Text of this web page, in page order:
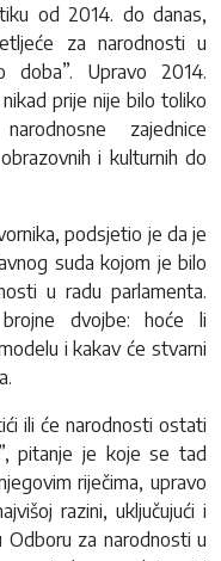
od 2014. do danas,
za narodnosti u
doba”. Upravo 2014.
prije nije bilo toliko
zajednice
i kulturnih do
podsjetio je da je
suda kojom je bilo
u radu parlamenta.
dvojbe: hoće li
i kakav će stvarni
ili će narodnosti ostati
pitanje je koje se tad
riječima, upravo
razini, uključujući i
Odboru za narodnosti u